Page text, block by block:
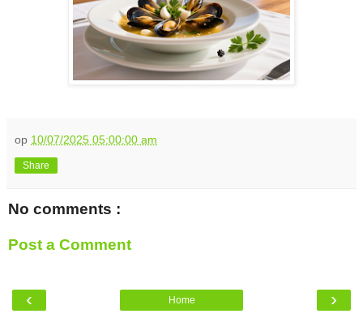
op 10/07/2025 05:00:00 am
Share
No comments :
Post a Comment
‹ ›
Home